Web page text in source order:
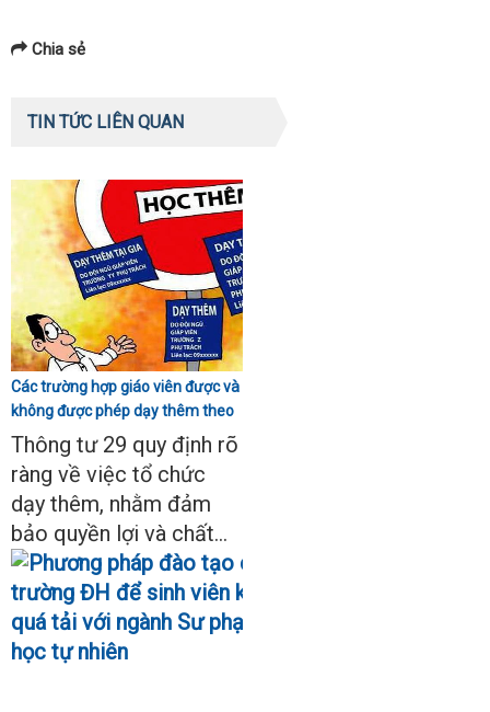
Chia sẻ
TIN TỨC LIÊN QUAN
Các trường hợp giáo viên được và
không được phép dạy thêm theo
Thông tư 29
Thông tư 29 quy định rõ
ràng về việc tổ chức
dạy thêm, nhằm đảm
bảo quyền lợi và chất...